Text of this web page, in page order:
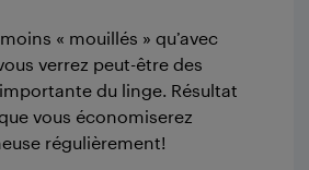
« mouillés » qu’avec
verrez peut-être des
du linge. Résultat
vous économiserez
régulièrement!